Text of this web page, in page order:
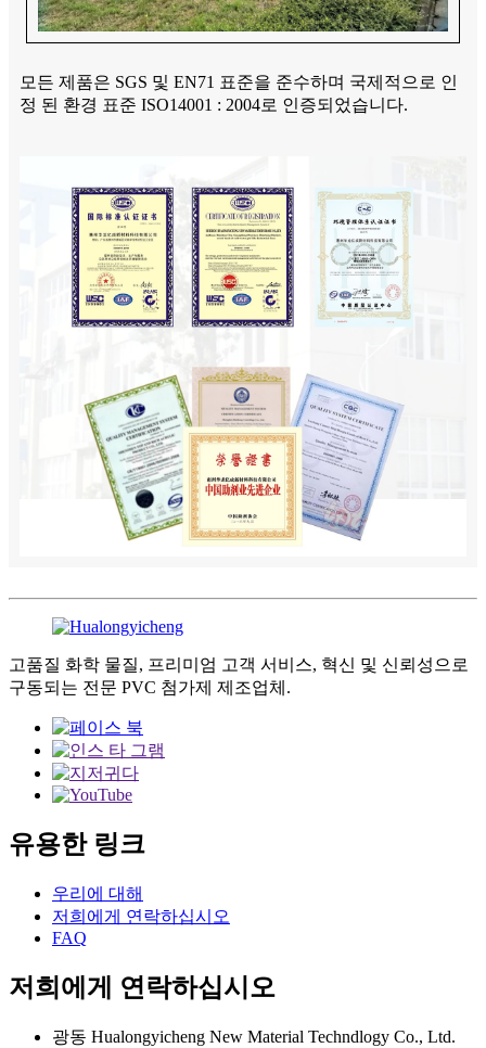
모든 제품은 SGS 및 EN71 표준을 준수하며 국제적으로 인
정 된 환경 표준 ISO14001 : 2004로 인증되었습니다.
고품질 화학 물질, 프리미엄 고객 서비스, 혁신 및 신뢰성으로
구동되는 전문 PVC 첨가제 제조업체.
유용한 링크
우리에 대해
저희에게 연락하십시오
FAQ
저희에게 연락하십시오
광동 Hualongyicheng New Material Techndlogy Co., Ltd.